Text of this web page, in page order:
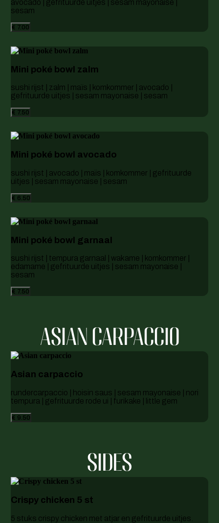
avocado | gefrituurde uitjes | sesam mayonaise |
sesam
€ 7.00
Mini poké bowl zalm
sushi rijst | zalm | maïs | komkommer | avocado |
gefrituurde uitjes | sesam mayonaise | sesam
€ 7.50
Mini poké bowl avocado
sushi rijst | avocado | maïs | komkommer | gefrituurde
uitjes | sesam mayonaise | sesam
€ 6.50
Mini poké bowl garnaal
sushi rijst | tempura garnaal | wakame | komkommer |
edamame | gefrituurde uitjes | sesam mayonaise |
sesam
€ 7.50
ASIAN CARPACCIO
Asian carpaccio
rundercarpaccio | hoisin saus | sesam mayonaise | nori
tempura | gefrituurde rode ui | furikake | little gem
€ 9.50
SIDES
Crispy chicken 5 st
5 stuks crispy chicken met atjar en gefrituurde uitjes.